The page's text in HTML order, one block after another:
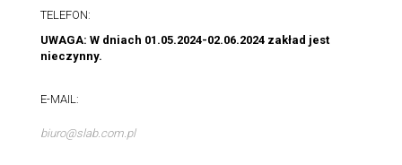
TELEFON:
UWAGA: W dniach 01.05.2024-02.06.2024 zakład jest
nieczynny.
E-MAIL:
biuro@slab.com.pl